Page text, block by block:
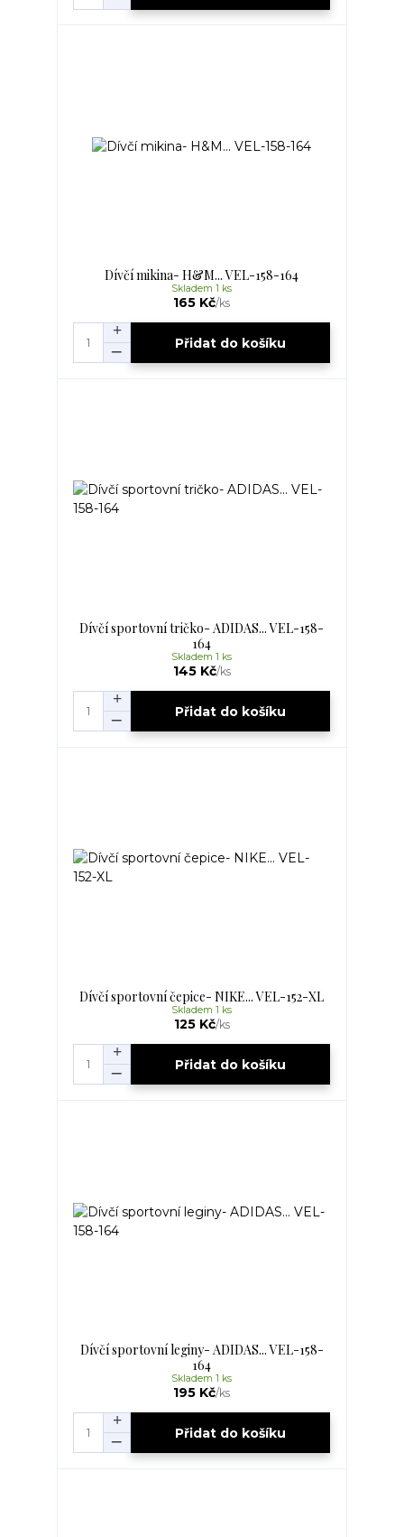
Dívčí mikina- H&M... VEL-158-164
165 Kč/ks
Skladem 1 ks
Přidat do košíku
Dívčí sportovní tričko- ADIDAS... VEL-158-
164
145 Kč/ks
Skladem 1 ks
Přidat do košíku
Dívčí sportovní čepice- NIKE... VEL-152-XL
125 Kč/ks
Skladem 1 ks
Přidat do košíku
Dívčí sportovní leginy- ADIDAS... VEL-158-
164
195 Kč/ks
Skladem 1 ks
Přidat do košíku